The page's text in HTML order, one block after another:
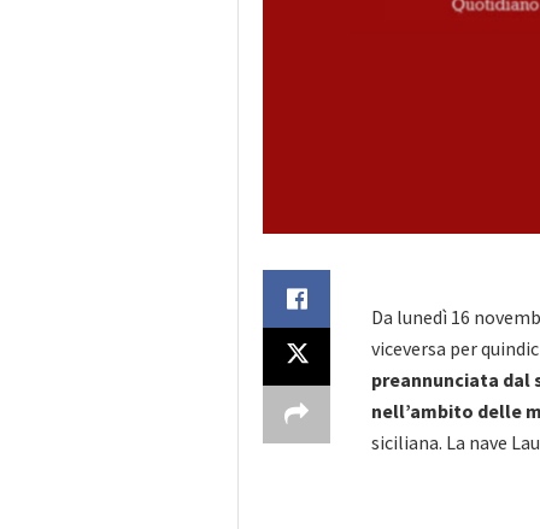
Da lunedì 16
viceversa per
preannunciata dal
nell’ambito delle
siciliana. La nave